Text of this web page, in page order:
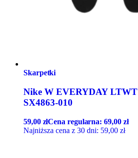
Skarpetki
Nike W EVERYDAY
SX4863-010
59,00 złCena regularna:69,00 zł
Najniższa cena z 30 dni: 59,00 zł